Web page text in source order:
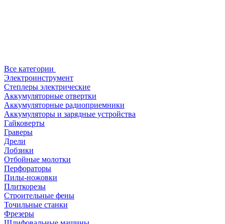
Все категории
Электроинструмент
Степлеры электрические
Аккумуляторные отвертки
Аккумуляторные радиоприемники
Аккумуляторы и зарядные устройства
Гайковерты
Граверы
Дрели
Лобзики
Отбойные молотки
Перфораторы
Пилы-ножовки
Плиткорезы
Строительные фены
Точильные станки
Фрезеры